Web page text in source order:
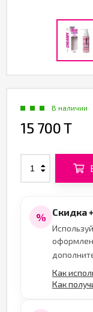
В наличии
15 700 T
% Скидка
Как
Как